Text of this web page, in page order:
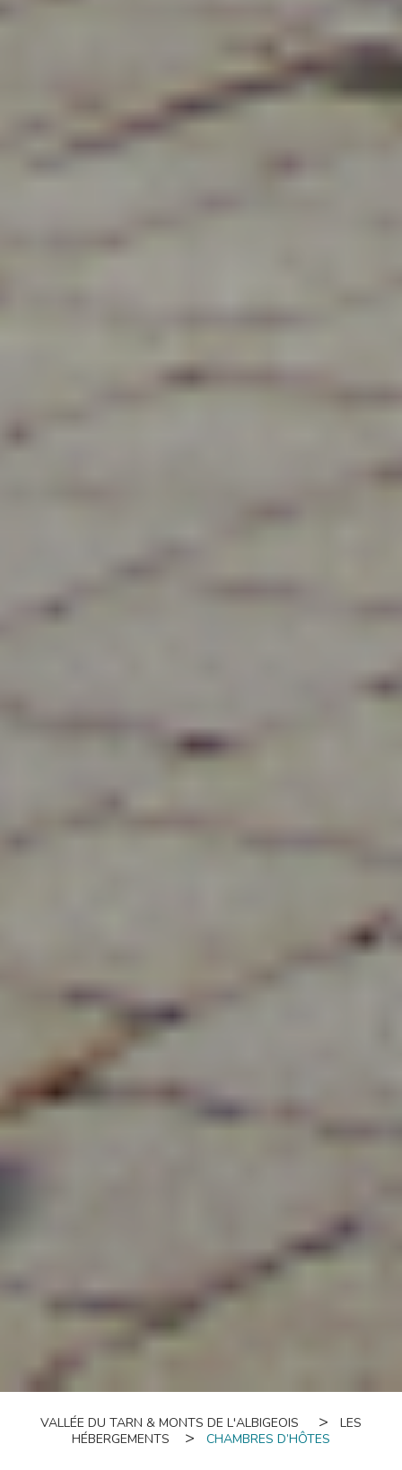
VALLÉE DU TARN & MONTS DE L'ALBIGEOIS
LES
HÉBERGEMENTS
CHAMBRES D’HÔTES